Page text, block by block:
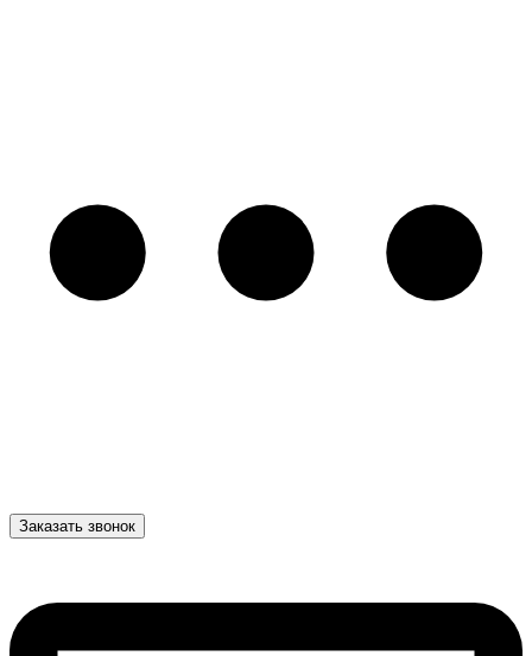
Заказать звонок